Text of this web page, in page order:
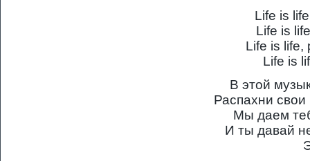
Life is
Life is
Life is life,
Life is
В этой
Распахни
Мы даем
И ты давай